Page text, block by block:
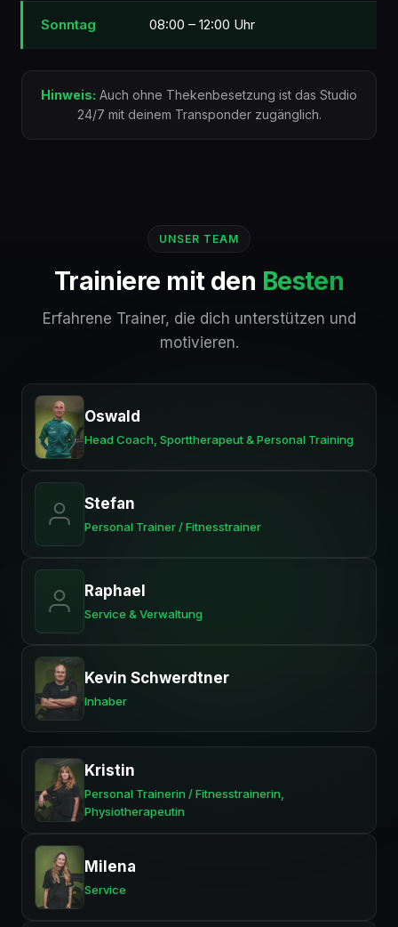
Sonntag 08:00 – 12:00 Uhr
Hinweis: Auch ohne Thekenbesetzung ist das Studio
24/7 mit deinem Transponder zugänglich.
UNSER TEAM
Trainiere mit den Besten
Erfahrene Trainer, die dich unterstützen und
motivieren.
Oswald
Head Coach, Sporttherapeut & Personal Training
Stefan
Personal Trainer / Fitnesstrainer
Raphael
Service & Verwaltung
Kevin Schwerdtner
Inhaber
Kristin
Personal Trainerin / Fitnesstrainerin,
Physiotherapeutin
Milena
Service